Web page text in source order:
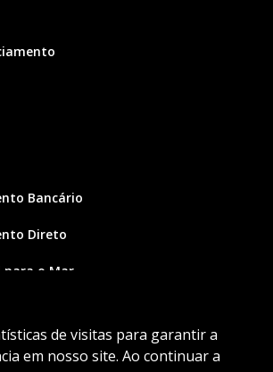
de visitas para garantir a
em nosso site. Ao continuar a
Bancário
Direto
para o Mar
feito por Coruja Sistemas